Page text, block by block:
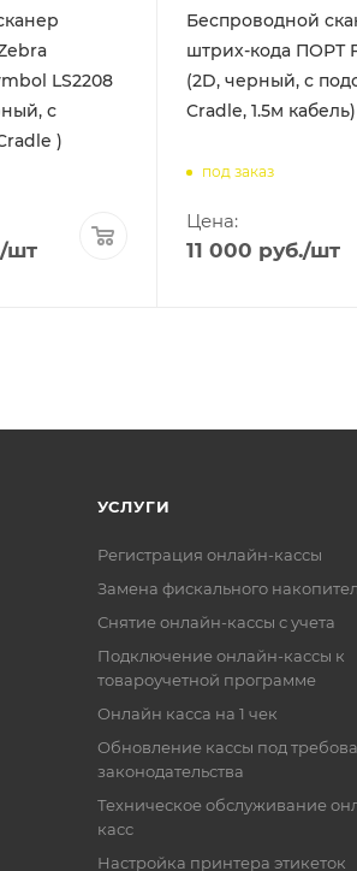
LS2208
с
)
/шт
Беспроводной
штрих-кода ПОРТ
(2D, черный, с
Cradle, 1.5м кабель)
под заказ
Цена:
11 000 руб./шт
УСЛУГИ
Регистрация онлайн-кассы
Замена фискального
Снятие онлайн-кассы с учета
Подключение онлайн-кассы к
товароучетной программе
Онлайн касса на 1 чек
Обновление кассы под
законодательства
Техническое обслуживание
касс
Настройка принтера этикеток